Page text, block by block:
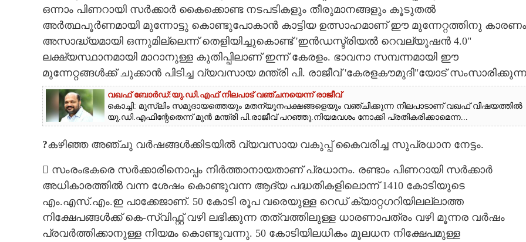
ഒന്നാം പിണറായി സർക്കാർ കൈക്കൊണ്ട നടപടികളും തീരുമാനങ്ങളും കൂടുതൽ
അർത്ഥപൂർണമായി മുന്നോട്ടു കൊണ്ടുപോകാൻ കാട്ടിയ ഉത്സാഹമാണ് ഈ മുന്നേറ്റത്തിനു
അസാദ്ധ്യമായി ഒന്നുമില്ലെന്ന് തെളിയിച്ചുകൊണ്ട് 'ഇൻഡസ്ട്രിയൽ റെവല്യൂഷൻ 4.0"
ലക്ഷ്യസ്ഥാനമായി മാറാനുള്ള കുതിപ്പിലാണ് ഇന്ന് കേരളം. ഭാവനാ സമ്പന്നമായി ഈ
മുന്നേറ്റങ്ങൾക്ക് ചുക്കാൻ പിടിച്ച വ്യവസായ മന്ത്രി പി. രാജീവ് 'കേരളകൗമുദി"യോട്
വഖഫ് ബോർഡ്:യു.ഡി.എഫ് നിലപാട് വഞ്ചനയെന്ന് രാജീവ്
കൊച്ചി: മുസ്ലിം സമുദായത്തെയും മതന്യൂനപക്ഷങ്ങളെയും വഞ്ചിക്കുന്ന നിലപാടാണ് വഖഫ് വിഷയത്തിൽ
യു.ഡി.എഫിന്റേതെന്ന് മുൻ മന്ത്രി പി.രാജീവ് പറഞ്ഞു.നിയമവശം നോക്കി പ്രതികരിക്കാമെന്ന...
?കഴിഞ്ഞ അഞ്ചു വർഷങ്ങൾക്കിടയിൽ വ്യവസായ വകുപ്പ് കൈവരിച്ച സുപ്രധാന നേട്ടം.
 സംരംഭകരെ സർക്കാരിനൊപ്പം നിർത്താനായതാണ് പ്രധാനം. രണ്ടാം പിണറായി സർക്കാർ
അധികാരത്തിൽ വന്ന ശേഷം കൊണ്ടുവന്ന ആദ്യ പദ്ധതികളിലൊന്ന് 1410 കോടിയുടെ
എം.എസ്.എം.ഇ പാക്കേജാണ്. 50 കോടി രൂപ വരെയുള്ള റെഡ് ക്യാറ്റഗറിയിലല്ലാത്ത
നിക്ഷേപങ്ങൾക്ക് കെ-സ്വിഫ്റ്റ് വഴി ലഭിക്കുന്ന തത്വത്തിലുള്ള ധാരണാപത്രം വഴി മൂന്നര വർഷം
പ്രവർത്തിക്കാനുള്ള നിയമം കൊണ്ടുവന്നു. 50 കോടിയിലധികം മൂലധന നിക്ഷേപമുള്ള